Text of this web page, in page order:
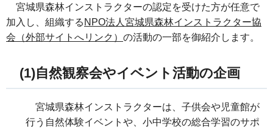
宮城県森林インストラクターの認定を受けた方が任意で
加入し、組織する NPO法人宮城県森林インストラクター協
会（外部サイトへリンク） の活動の一部を御紹介します。
(1)自然観察会やイベント活動の企画
宮城県森林インストラクターは、子供会や児童館が
行う自然体験イベントや、小中学校の総合学習のサポ